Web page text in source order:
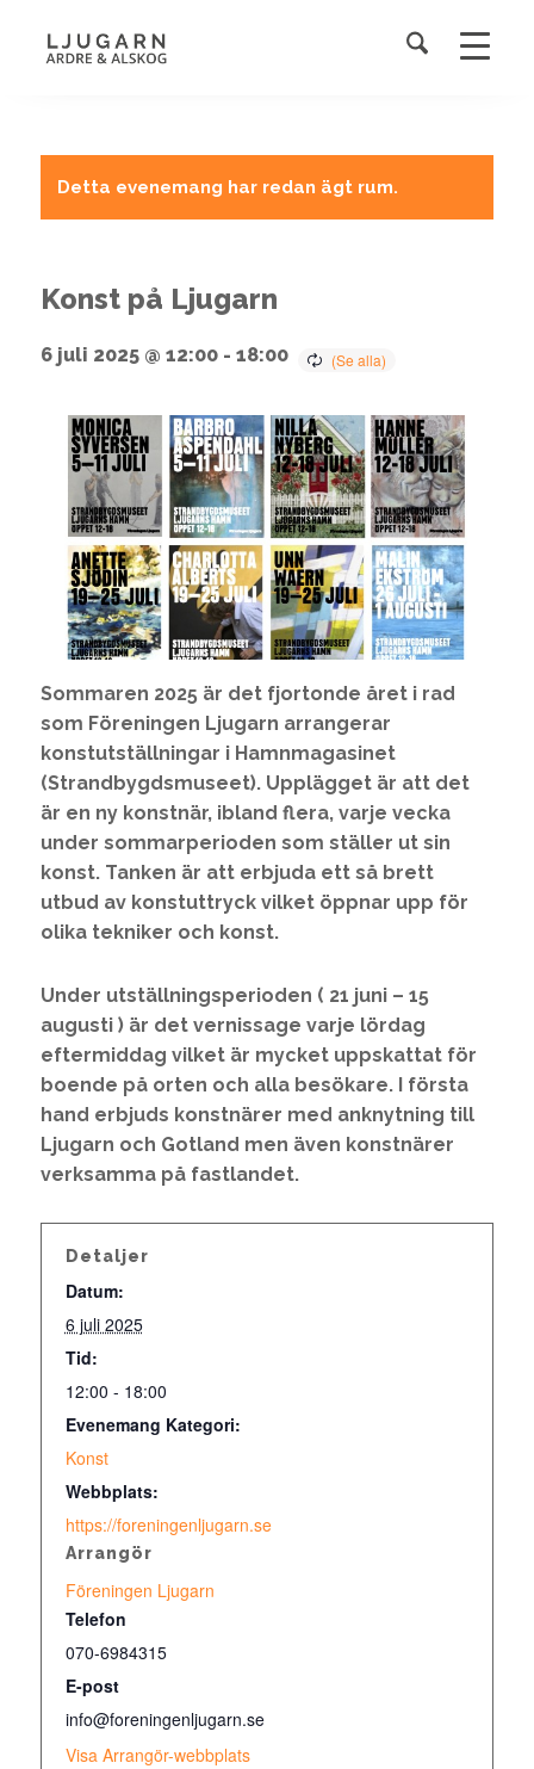
Detta evenemang har redan ägt rum.
Konst på Ljugarn
6 juli 2025 @ 12:00- 18:00
Sommaren 2025 är det fjortonde året i rad
som Föreningen Ljugarn arrangerar
konstutställningar i Hamnmagasinet
(Strandbygdsmuseet). Upplägget är att det
är en ny konstnär, ibland flera, varje vecka
under sommarperioden som ställer ut sin
konst. Tanken är att erbjuda ett så brett
utbud av konstuttryck vilket öppnar upp för
olika tekniker och konst.
Under utställningsperioden ( 21 juni – 15
augusti ) är det vernissage varje lördag
eftermiddag vilket är mycket uppskattat för
boende på orten och alla besökare. I första
hand erbjuds konstnärer med anknytning till
Ljugarn och Gotland men även konstnärer
verksamma på fastlandet.
Detaljer
Datum:
6 juli 2025
Tid:
12:00 - 18:00
Evenemang Kategori:
Konst
Webbplats:
https://foreningenljugarn.se
Arrangör
Föreningen Ljugarn
Telefon
070-6984315
E-post
info@foreningenljugarn.se
Visa Arrangör-webbplats